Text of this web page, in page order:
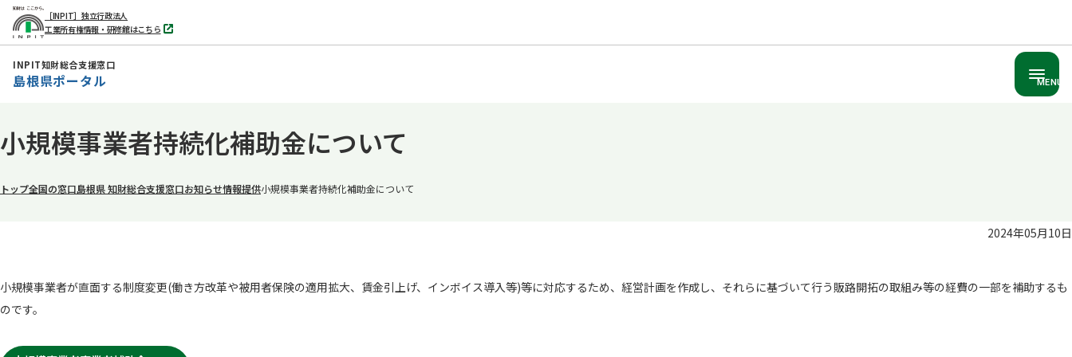
文
へ
［INPIT］独立行政法人
工業所有権情報・研修館はこちら
別
タ
INPIT知財総合支援窓口
島根県ポータル MENU
小規模事業者持続化補助金について
トップ全国の窓口島根県 知財総合支援窓口お知らせ情報提供小規模事業者持続化補助金について
2024年05月10日
小規模事業者が直面する制度変更(働き方改革や被用者保険の適用拡大、賃金引上げ、インボイス導入等)等に対応するため、経営計画を作成し、それらに基づいて行う販路開拓の取組み等の経費の一部を補助するも
のです。